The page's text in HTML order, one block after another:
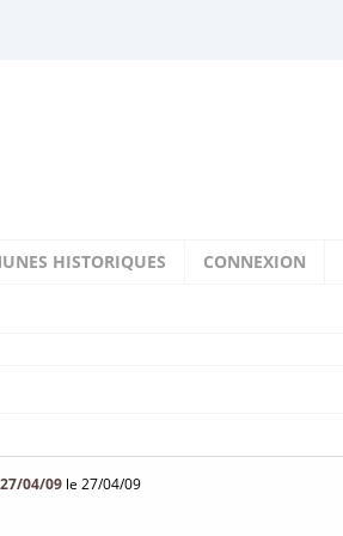
HISTORIQUES CONNEXION
27/04/09 le 27/04/09